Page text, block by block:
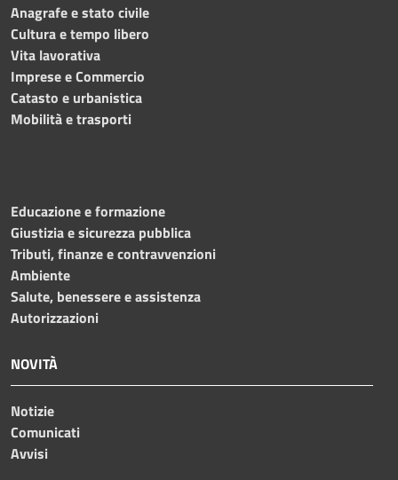
Anagrafe e stato civile
Cultura e tempo libero
Vita lavorativa
Imprese e Commercio
Catasto e urbanistica
Mobilità e trasporti
Educazione e formazione
Giustizia e sicurezza pubblica
Tributi, finanze e contravvenzioni
Ambiente
Salute, benessere e assistenza
Autorizzazioni
NOVITÀ
Notizie
Comunicati
Avvisi